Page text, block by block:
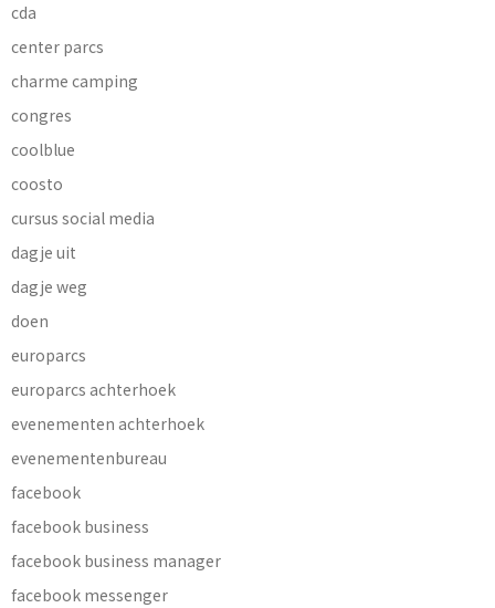
cda
center parcs
charme camping
congres
coolblue
coosto
cursus social media
dagje uit
dagje weg
doen
europarcs
europarcs achterhoek
evenementen achterhoek
evenementenbureau
facebook
facebook business
facebook business manager
facebook messenger